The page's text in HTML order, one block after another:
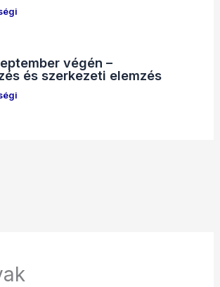
végén –
és szerkezeti elemzés